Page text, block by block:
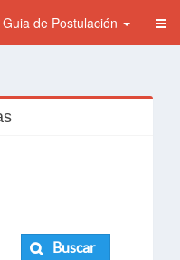
Guia de Postulación
Buscar